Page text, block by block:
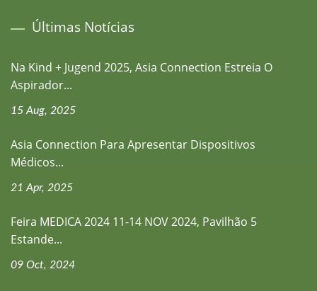
Últimas Notícias
Na Kind + Jugend 2025, Asia Connection Estreia O
Aspirador...
15 Aug, 2025
Asia Connection Para Apresentar Dispositivos
Médicos...
21 Apr, 2025
Feira MEDICA 2024 11-14 NOV 2024, Pavilhão 5
Estande...
09 Oct, 2024